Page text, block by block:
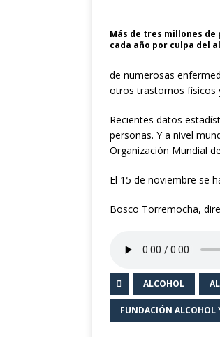
Más de tres millones de
cada año por culpa del
de numerosas
otros trastornos físicos
Recientes datos
personas. Y a nivel
Organización Mundial
El 15 de noviembre se
Bosco Torremocha,
ALCOHOL
FUNDACIÓN ALCOHOL